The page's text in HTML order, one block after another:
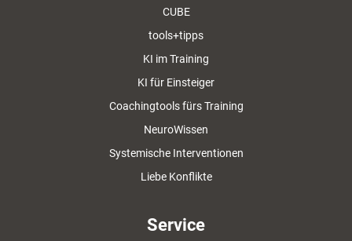
CUBE
tools+tipps
KI im Training
KI für Einsteiger
Coachingtools fürs Training
NeuroWissen
Systemische Interventionen
Liebe Konflikte
Service